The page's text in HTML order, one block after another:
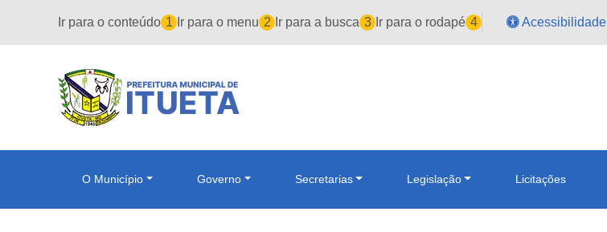
Ir para o conteúdo 1 Ir para o menu 2 Ir para a busca 3 Ir para o rodapé 4 Acessibilidade
O Município Governo Secretarias Legislação Licitações